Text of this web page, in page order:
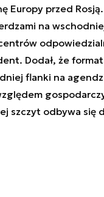
Europy przed
na
Dodał, że
flanki na
szczyt odbywa się